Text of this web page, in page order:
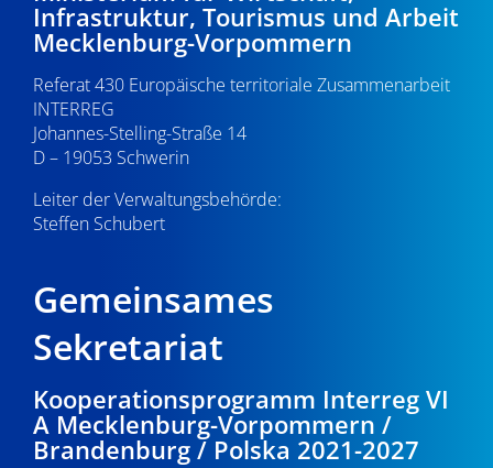
Infrastruktur, Tourismus und Arbeit
Mecklenburg-Vorpommern
Referat 430 Europäische territoriale Zusammenarbeit
INTERREG
Johannes-Stelling-Straße 14
D – 19053 Schwerin
Leiter der Verwaltungsbehörde:
Steffen Schubert
Gemeinsames
Sekretariat
Kooperationsprogramm Interreg VI
A Mecklenburg-Vorpommern /
Brandenburg / Polska 2021-2027